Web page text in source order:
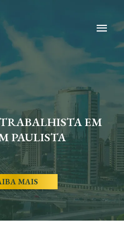
EM
PAULISTA
MAIS